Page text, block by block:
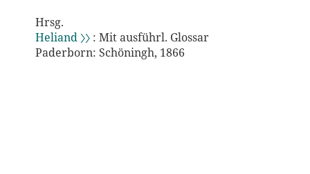
Hrsg.
Heliand 〉〉: Mit ausführl. Glossar
Paderborn: Schöningh, 1866